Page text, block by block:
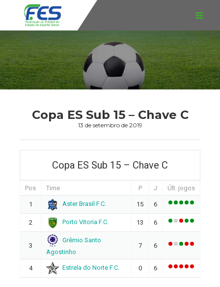
Copa ES Sub 15 – Chave C
13 de setembro de 2019
Copa ES Sub 15 – Chave C
Pos Time P J Últ. jogos
1 Aster Brasil F.C. 15 6
2 Porto Vitoria F.C. 13 6
3
Grêmio Santo
Agostinho
7 6
4 Estrela do Norte F.C. 0 6